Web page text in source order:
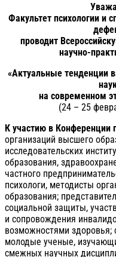
Факультет психологии и
проводит
научно-
«Актуальные тенденции
на современном
(24 – 25
К участию в Конференции
организаций высшего
исследовательских
образования,
частного
психологи, методисты
образования;
социальной защиты,
и сопровождения
возможностями здоровья;
молодые ученые,
смежных научных